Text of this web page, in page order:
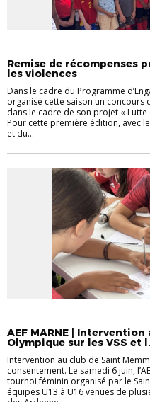
Remise de récompenses
les violences
Dans le cadre du Programme
organisé cette saison un
dans le cadre de son projet «
Pour cette première édition, avec
et du...
AEF MARNE |
Olympique sur les VSS et
Intervention au club de Saint
consentement. Le samedi 6 juin,
tournoi féminin organisé par le
équipes U13 à U16 venues de